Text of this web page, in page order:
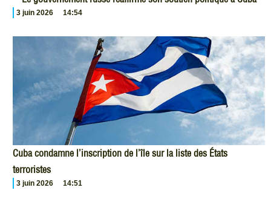
3 juin 2026 14:54
Cuba condamne l’inscription de l’île sur la liste des États
terroristes
3 juin 2026 14:51